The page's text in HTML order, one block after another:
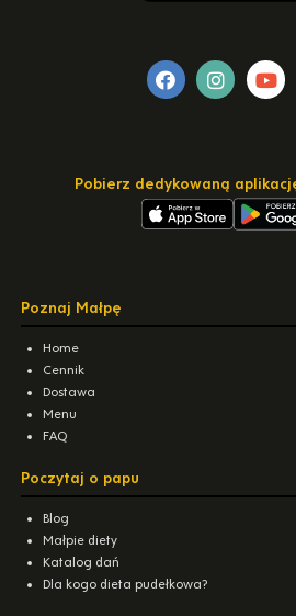
Pobierz dedykowaną
Poznaj Małpę
Home
Cennik
Dostawa
Menu
FAQ
Poczytaj o papu
Blog
Małpie diety
Katalog dań
Dla kogo dieta pudełkowa?